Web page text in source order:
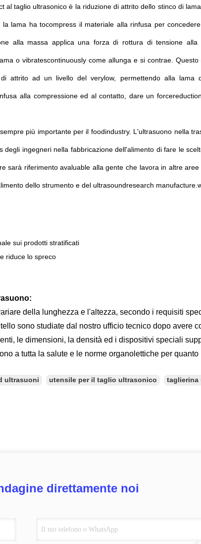
al taglio ultrasonico è la riduzione di attrito dello stinco di
lama ha tocompress il materiale alla rinfusa per
alla massa applica una forza di rottura di tensione
o vibratescontinuously come allunga e si contrae.
di attrito ad un livello del verylow, permettendo alla
alla compressione ed al contatto, dare un
più importante per il foodindustry. L'ultrasuono nella
degli ingegneri nella fabbricazione dell'alimento di fare le
sarà riferimento avaluable alla gente che lavora in altre
dello strumento e del ultrasoundresearch
sui prodotti stratificati
riduce lo spreco
della lunghezza e l'altezza, secondo i requisiti
sono studiate dal nostro ufficio tecnico dopo avere
le dimensioni, la densità ed i dispositivi speciali
a tutta la salute e le norme organolettiche per
ultrasuoni utensile per il taglio ultrasonico taglierina
direttamente noi